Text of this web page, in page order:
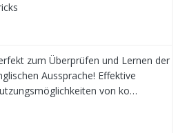
zum Überprüfen und Lernen der
Aussprache! Effektive
von ko…